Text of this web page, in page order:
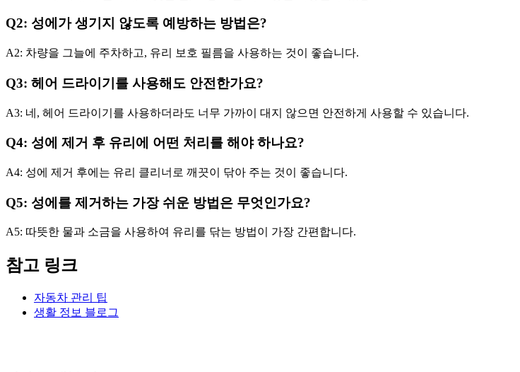
Q2: 성에가 생기지 않도록 예방하는 방법은?
A2: 차량을 그늘에 주차하고, 유리 보호 필름을 사용하는 것이 좋습니다.
Q3: 헤어 드라이기를 사용해도 안전한가요?
A3: 네, 헤어 드라이기를 사용하더라도 너무 가까이 대지 않으면 안전하게 사용할 수 있습니다.
Q4: 성에 제거 후 유리에 어떤 처리를 해야 하나요?
A4: 성에 제거 후에는 유리 클리너로 깨끗이 닦아 주는 것이 좋습니다.
Q5: 성에를 제거하는 가장 쉬운 방법은 무엇인가요?
A5: 따뜻한 물과 소금을 사용하여 유리를 닦는 방법이 가장 간편합니다.
참고 링크
자동차 관리 팁
생활 정보 블로그